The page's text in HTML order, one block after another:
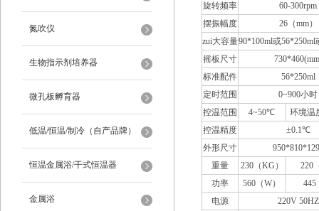
氮吹仪
生物指示剂培养器
微孔板孵育器
低温/恒温/制冷（自产品牌）
恒温金属浴/干式恒温器
金属浴
旋转频率
60-300rpm
摆振幅度
26（mm）
zui大容量90*100ml或56*250ml
摇板尺寸
标准配件
56*250ml
定时范围
0~900小时
控温范围
4~50℃
环境温
控温精度
±0.1℃
外形尺寸
重量
230（KG）
220
功率
560（W）
445
电源
220V 50HZ